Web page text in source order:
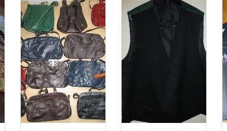
met strik Handschoen (werk)